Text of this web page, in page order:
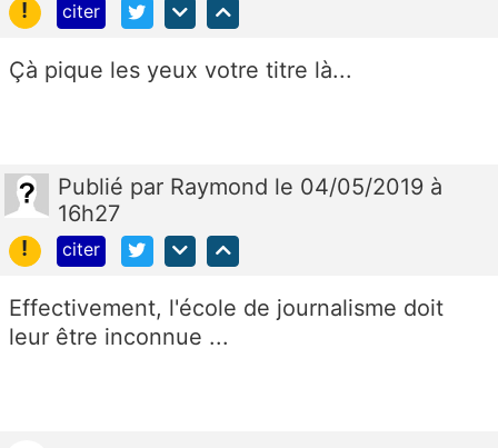
! citer
Çà pique les yeux votre titre là...
Publié par Raymond le 04/05/2019 à
16h27
!
citer
Effectivement, l'école de journalisme doit
leur être inconnue ...